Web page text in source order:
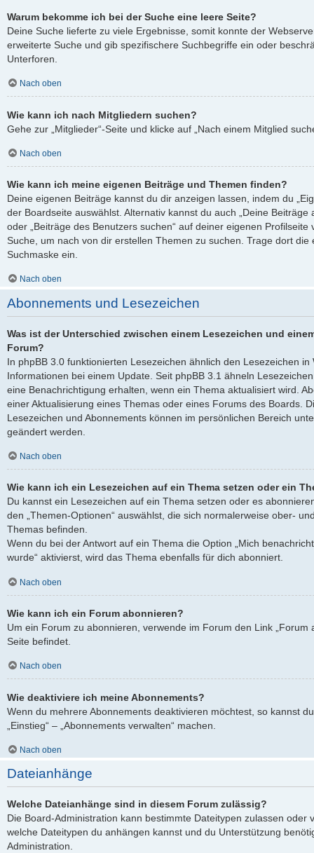
Warum bekomme ich bei der Suche eine leere Seite?
Deine Suche lieferte zu viele Ergebnisse, somit konnte der
erweiterte Suche und gib spezifischere Suchbegriffe ein oder
Unterforen.
Nach oben
Wie kann ich nach Mitgliedern suchen?
Gehe zur „Mitglieder“-Seite und klicke auf „Nach einem Mitglied
Nach oben
Wie kann ich meine eigenen Beiträge und Themen finden?
Deine eigenen Beiträge kannst du dir anzeigen lassen, indem du
der Boardseite auswählst. Alternativ kannst du auch „Deine
oder „Beiträge des Benutzers suchen“ auf deiner eigenen
Suche, um nach von dir erstellen Themen zu suchen. Trage dort
Suchmaske ein.
Nach oben
Abonnements und Lesezeichen
Was ist der Unterschied zwischen einem Lesezeichen und
Forum?
In phpBB 3.0 funktionierten Lesezeichen ähnlich den Lesezeichen
Informationen bei einem Update. Seit phpBB 3.1 ähneln
eine Benachrichtigung erhalten, wenn ein Thema aktualisiert wird.
einer Aktualisierung eines Themas oder eines Forums des Boards.
Lesezeichen und Abonnements können im persönlichen Bereich
geändert werden.
Nach oben
Wie kann ich ein Lesezeichen auf ein Thema setzen oder ein
Du kannst ein Lesezeichen auf ein Thema setzen oder es
den „Themen-Optionen“ auswählst, die sich normalerweise ober-
Themas befinden.
Wenn du bei der Antwort auf ein Thema die Option „Mich
wurde“ aktivierst, wird das Thema ebenfalls für dich abonniert.
Nach oben
Wie kann ich ein Forum abonnieren?
Um ein Forum zu abonnieren, verwende im Forum den Link „Forum
Seite befindet.
Nach oben
Wie deaktiviere ich meine Abonnements?
Wenn du mehrere Abonnements deaktivieren möchtest, so kannst
„Einstieg“ – „Abonnements verwalten“ machen.
Nach oben
Dateianhänge
Welche Dateianhänge sind in diesem Forum zulässig?
Die Board-Administration kann bestimmte Dateitypen zulassen oder
welche Dateitypen du anhängen kannst und du Unterstützung
Administration.